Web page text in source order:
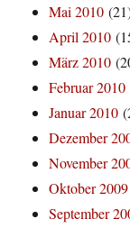
Mai 2010
April 2010
März 2010
Februar 2010
Januar 2010
Dezember
November
Oktober 2009
September